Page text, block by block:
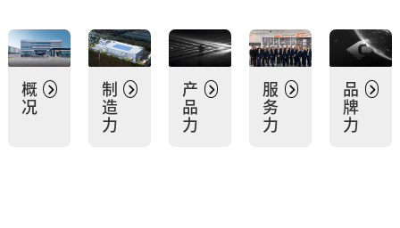
概
况
制
造
力
产
品
力
服
务
力
品
牌
力